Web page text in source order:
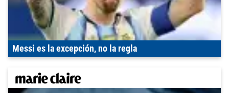
Messi es la excepción, no la regla